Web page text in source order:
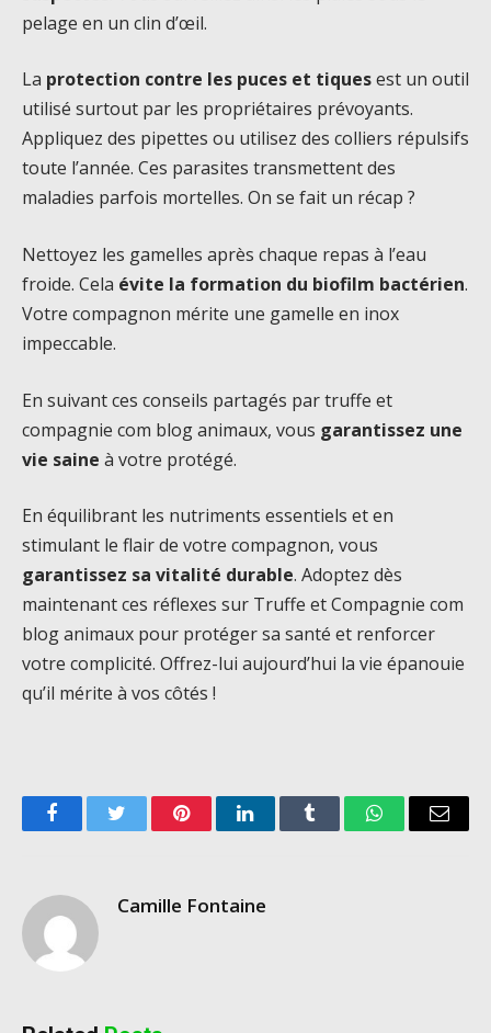
pelage en un clin d’œil.
La protection contre les puces et tiquesest un outil
utilisé surtout par les propriétaires prévoyants.
Appliquez des pipettes ou utilisez des colliers répulsifs
toute l’année. Ces parasites transmettent des
maladies parfois mortelles. On se fait un récap ?
Nettoyez les gamelles après chaque repas à l’eau
froide. Cela évite la formation du biofilm bactérien.
Votre compagnon mérite une gamelle en inox
impeccable.
En suivant ces conseils partagés par truffe et
compagnie com blog animaux, vous garantissez une
vie saine à votre protégé.
En équilibrant les nutriments essentiels et en
stimulant le flair de votre compagnon, vous
garantissez sa vitalité durable. Adoptez dès
maintenant ces réflexes sur Truffe et Compagnie com
blog animaux pour protéger sa santé et renforcer
votre complicité. Offrez-lui aujourd’hui la vie épanouie
qu’il mérite à vos côtés !
FacebookTwitter PinterestLinkedInTumblr WhatsAppEmail
Camille Fontaine